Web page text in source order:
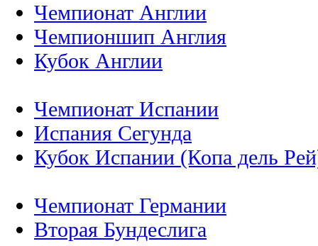
Чемпионат Англии
Чемпионшип Англия
Кубок Англии
Чемпионат Испании
Испания Сегунда
Кубок Испании (Копа дель
Чемпионат Германии
Вторая Бундеслига